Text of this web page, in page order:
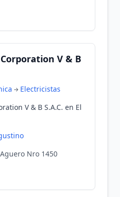
V & B
Electricistas
V & B S.A.C. en El
Nro 1450